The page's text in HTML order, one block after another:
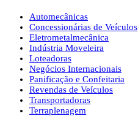
Automecânicas
Concessionárias de Veículos
Eletrometalmecânica
Indústria Moveleira
Loteadoras
Negócios Internacionais
Panificação e Confeitaria
Revendas de Veículos
Transportadoras
Terraplenagem